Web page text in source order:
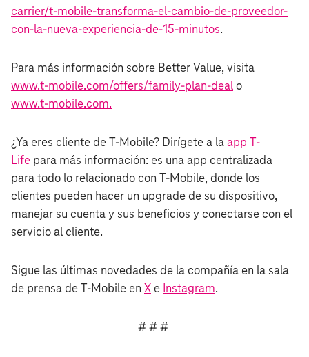
carrier/t‑mobile-transforma-el-cambio-de-proveedor-
con-la-nueva-experiencia-de-15-minutos.
Para más información sobre Better Value, visita
www.t‑mobile.com/offers/family-plan-deal o
www.t‑mobile.com.
¿Ya eres cliente de T‑Mobile? Dirígete a la app T-
Life para más información: es una app centralizada
para todo lo relacionado con T‑Mobile, donde los
clientes pueden hacer un upgrade de su dispositivo,
manejar su cuenta y sus beneficios y conectarse con el
servicio al cliente.
Sigue las últimas novedades de la compañía en la sala
de prensa de T‑Mobile en X e Instagram.
# # #